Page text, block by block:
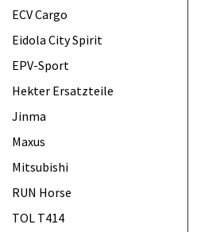
ECV Cargo
Eidola City Spirit
EPV-Sport
Hekter Ersatzteile
Jinma
Maxus
Mitsubishi
RUN Horse
TOL T414